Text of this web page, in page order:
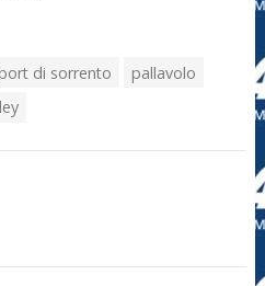
di sorrento
pallavolo